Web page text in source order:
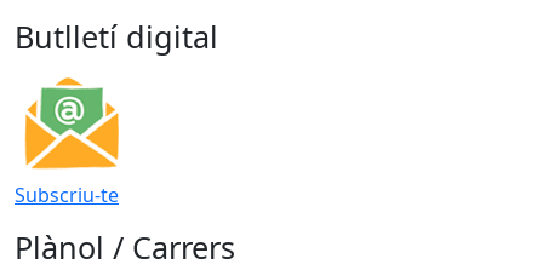
Butlletí digital
Subscriu-te
Plànol / Carrers